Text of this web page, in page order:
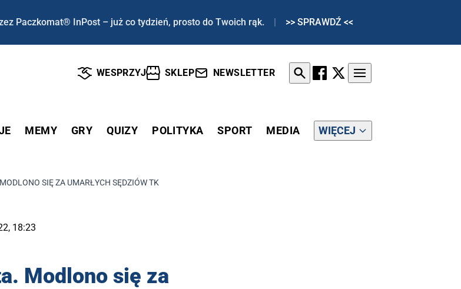
Paczkomat® InPost – już co tydzień, prosto do Twoich rąk. | >> SPRAWDŹ <<
WESPRZYJ SKLEP NEWSLETTER
MEMY GRY QUIZY POLITYKA SPORT MEDIA WIĘCEJ
SIĘ ZA UMARŁYCH SĘDZIÓW TK
18:23
Modlono się za